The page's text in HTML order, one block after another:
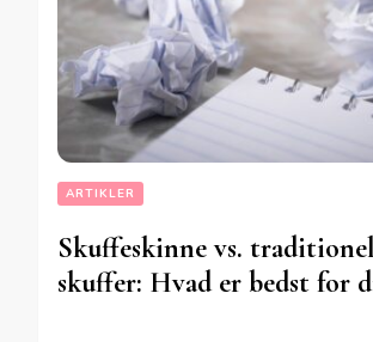
ARTIKLER
Skuffeskinne vs.
skuffer: Hvad er bedst for